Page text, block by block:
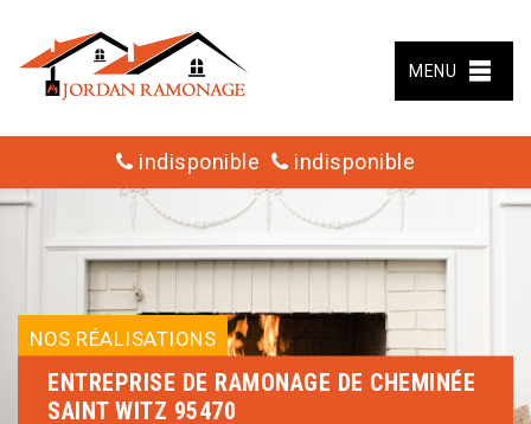
MENU
indisponible indisponible
NOS RÉALISATIONS
ENTREPRISE DE RAMONAGE DE CHEMINÉE
SAINT WITZ 95470